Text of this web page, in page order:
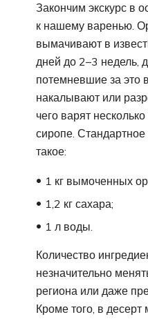
Закончим экскурс в
к нашему варенью.
вымачивают в
дней до 2–3 недель,
потемневшие за это
накалывают или
чего варят
сиропе.
такое:
1 кг вымоченных
1,2 кг сахара;
1 л воды.
Количество
незначительно
региона или даже
Кроме того, в